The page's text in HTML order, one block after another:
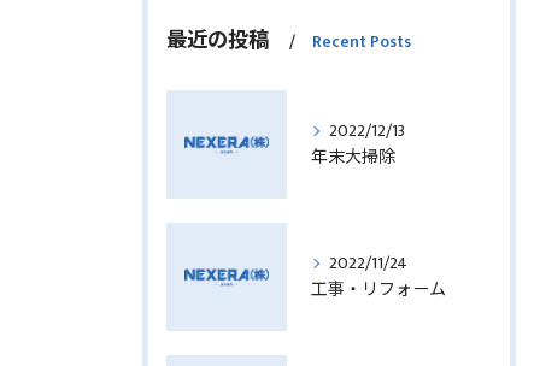
最近の投稿 Recent Posts
2022/12/13
年末大掃除
2022/11/24
工事・リフォーム